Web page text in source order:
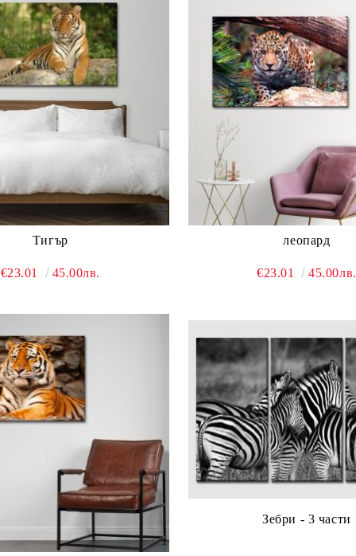
Тигър
€23.01 45.00лв.
леопард
€23.01 45.00лв.
Зебри - 3 части